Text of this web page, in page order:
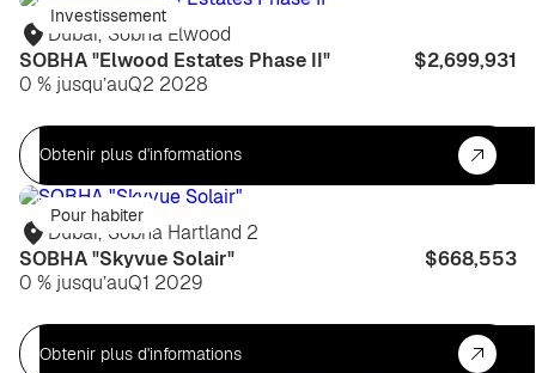
Investissement
Dubaï, Sobha Elwood
SOBHA "Elwood Estates Phase II"
$2,699,931
0 % jusqu’auQ2 2028
Obtenir plus d'informations
Pour habiter
Dubaï, Sobha Hartland 2
SOBHA "Skyvue Solair"
$668,553
0 % jusqu’auQ1 2029
Obtenir plus d'informations